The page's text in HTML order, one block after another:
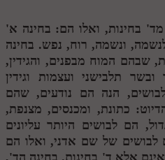
מד' בחינות, ואלו הם: בחינה א'
ונשמה, רוח, נפש. בחינה
שבהם המוח מבפנים, והגידין,
תלבישני ועצמות וגידין
הנה הם נודעים, שהם
כתונת, ומכנסים, מצנפת,
הם לבושים היותר עליונים
לבושים של שם אדני, ואלו הם
אלא ד' בחינות. בחינה הד',